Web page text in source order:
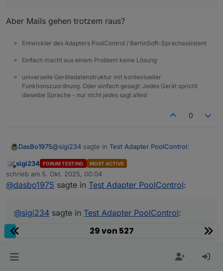
behoben (hoffentlich) und auf gitub verfügbar
Aber Mails gehen trotzem raus?
Entwickler des Adapters PoolControl / BertinSoft-Sprachassistent
Einfach macht aus einem Problem keine Lösung
universelle Gerätedatenstruktur mit kontextueller
Funktionszuordnung. Oder einfach gesagt: Jedes Gerät spricht
dieselbe Sprache - nur nicht jedes sagt alles!
0
DasBo1975@sigi234 sagte in Test Adapter PoolControl:
Leider nein.
Copy to Clipboard poolcontrol.0 2025-10-05
01:39:54.779 info [speechHelper] E-Mail
wurde gestartet. poolcontrol.0 2025-10-05
existing object, this might lead to an error in
Aber Mails gehen trotzem raus?
Online
sigi234 FORUM TESTING MOST ACTIVE
schrieb am 5. Okt. 2025, 00:04
zuletzt editiert von
@dasbo1975 sagte in Test Adapter PoolControl:
@sigi234 sagte in Test Adapter PoolControl:
29 von 527